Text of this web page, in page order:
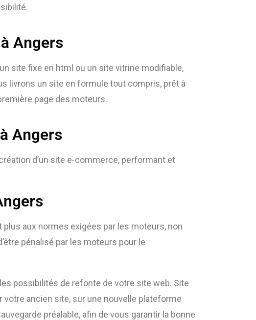
Angers
site fixe en html ou un site vitrine modifiable,
livrons un site en formule tout compris, prêt à
page des moteurs.
Angers
d’un site e-commerce, performant et
aux normes exigées par les moteurs, non
pénalisé par les moteurs pour le
possibilités de refonte de votre site web. Site
ancien site, sur une nouvelle plateforme
préalable, afin de vous garantir la bonne